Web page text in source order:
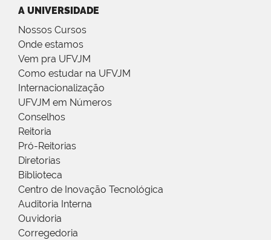
A UNIVERSIDADE
Nossos Cursos
Onde estamos
Vem pra UFVJM
Como estudar na UFVJM
Internacionalização
UFVJM em Números
Conselhos
Reitoria
Pró-Reitorias
Diretorias
Biblioteca
Centro de Inovação Tecnológica
Auditoria Interna
Ouvidoria
Corregedoria